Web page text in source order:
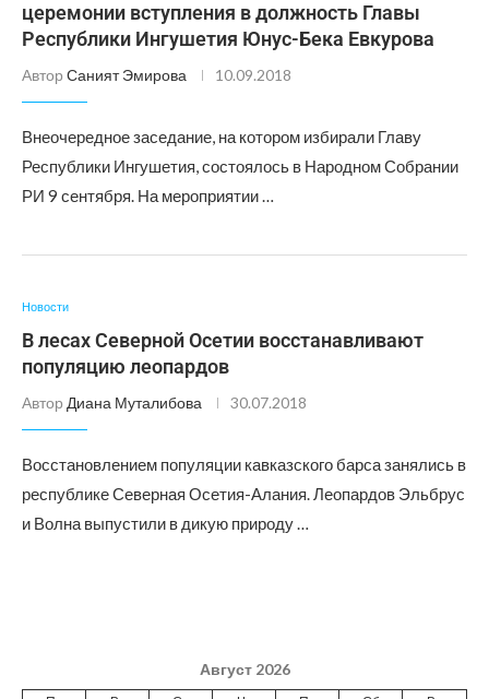
церемонии вступления в должность Главы
Республики Ингушетия Юнус-Бека Евкурова
Автор Саният Эмирова 10.09.2018
Внеочередное заседание, на котором избирали Главу
Республики Ингушетия, состоялось в Народном Собрании
РИ 9 сентября. На мероприятии …
Новости
В лесах Северной Осетии восстанавливают
популяцию леопардов
Автор Диана Муталибова 30.07.2018
Восстановлением популяции кавказского барса занялись в
республике Северная Осетия-Алания. Леопардов Эльбрус
и Волна выпустили в дикую природу …
Август 2026